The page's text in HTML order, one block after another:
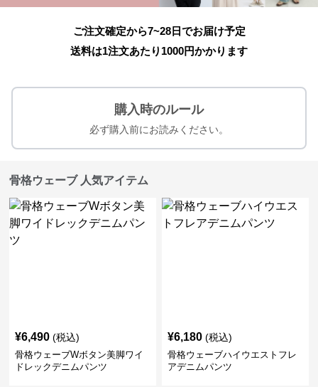
ご注文確定から7~28日でお届け予定
送料は1注文あたり 1000円かかります
購入時のルール
必ず購入前にお読みください。
骨格ウェーブ 人気アイテム
¥6,490 (税込)
骨格ウェーブWボタン美脚ワイ
ドレックデニムパンツ
¥6,180 (税込)
骨格ウェーブハイウエストフレ
アデニムパンツ